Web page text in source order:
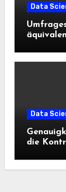
Data
Data
die